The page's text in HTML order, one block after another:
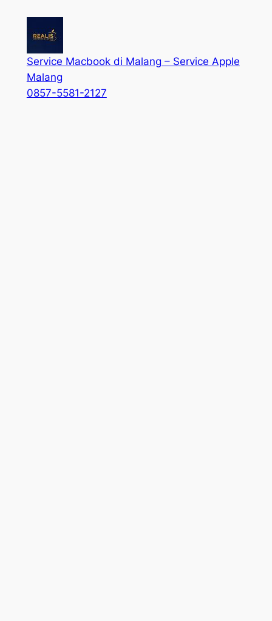
Service Macbook di Malang – Service Apple
Malang
0857-5581-2127